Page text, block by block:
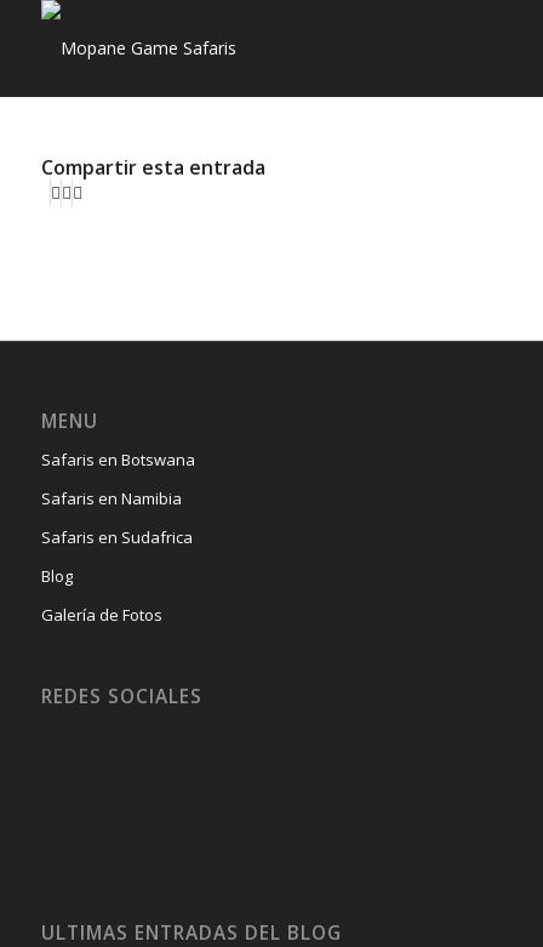
Compartir esta entrada
MENU
Safaris en Botswana
Safaris en Namibia
Safaris en Sudafrica
Blog
Galería de Fotos
REDES SOCIALES
ULTIMAS ENTRADAS DEL BLOG